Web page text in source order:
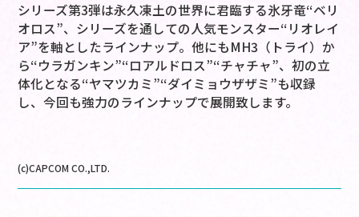
シリーズ第3弾は永久凍土の世界に君臨する氷牙竜“ベリ
オロス”、シリーズを通しての人気モンスター“リオレイ
ア”を軸としたラインナップ。他にもMH3（トライ）か
ら“ウラガンキン”“ロアルドロス”“チャチャ”、初の立
体化となる“ヤマツカミ”“ダイミョウザザミ”も収録
し、今回も強力のラインナップで展開致します。
(c)CAPCOM CO.,LTD.